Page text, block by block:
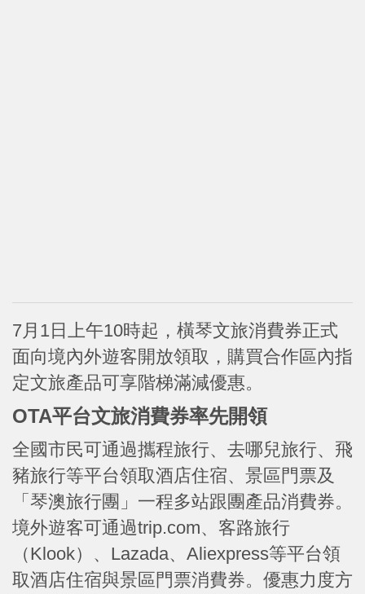
7月1日上午10時起，橫琴文旅消費券正式
面向境內外遊客開放領取，購買合作區內指
定文旅產品可享階梯滿減優惠。
OTA平台文旅消費券率先開領
全國市民可通過攜程旅行、去哪兒旅行、飛
豬旅行等平台領取酒店住宿、景區門票及
「琴澳旅行團」一程多站跟團產品消費券。
境外遊客可通過trip.com、客路旅行
（Klook）、Lazada、Aliexpress等平台領
取酒店住宿與景區門票消費券。優惠力度方